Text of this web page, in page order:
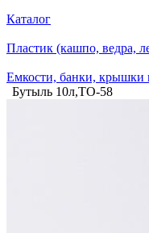
Каталог
Пластик (кашпо, ведра,
Емкости, банки, крышки
Бутыль 10л,ТО-58